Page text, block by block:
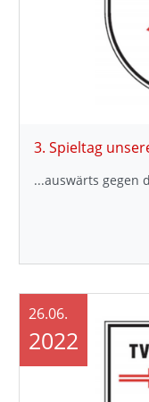
3. Spieltag
...auswärts gegen
26.06.
2022